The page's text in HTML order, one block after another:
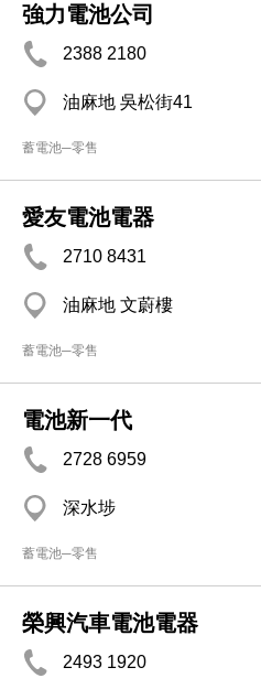
強力電池公司
2388 2180
油麻地 吳松街41
蓄電池─零售
愛友電池電器
2710 8431
油麻地 文蔚樓
蓄電池─零售
電池新一代
2728 6959
深水埗
蓄電池─零售
榮興汽車電池電器
2493 1920